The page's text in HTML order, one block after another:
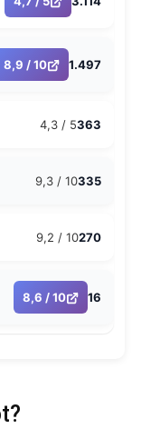
8,9 / 10 1.497
4,3 / 5363
9,3 / 10335
9,2 / 10270
8,6 / 10 16